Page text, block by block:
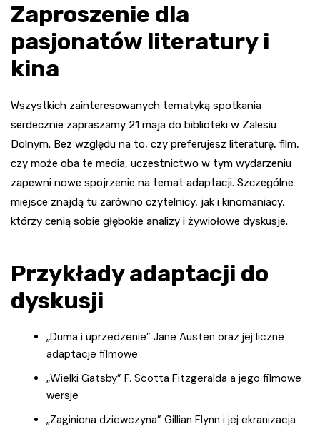
Zaproszenie dla
pasjonatów literatury i
kina
Wszystkich zainteresowanych tematyką spotkania
serdecznie zapraszamy 21 maja do biblioteki w Zalesiu
Dolnym. Bez względu na to, czy preferujesz literaturę, film,
czy może oba te media, uczestnictwo w tym wydarzeniu
zapewni nowe spojrzenie na temat adaptacji. Szczególne
miejsce znajdą tu zarówno czytelnicy, jak i kinomaniacy,
którzy cenią sobie głębokie analizy i żywiołowe dyskusje.
Przykłady adaptacji do
dyskusji
„Duma i uprzedzenie” Jane Austen oraz jej liczne
adaptacje filmowe
„Wielki Gatsby” F. Scotta Fitzgeralda a jego filmowe
wersje
„Zaginiona dziewczyna” Gillian Flynn i jej ekranizacja